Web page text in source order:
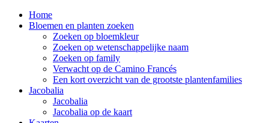
Home
Bloemen en planten zoeken
Zoeken op bloemkleur
Zoeken op wetenschappelijke naam
Zoeken op family
Verwacht op de Camino Francés
Een kort overzicht van de grootste plantenfamilies
Jacobalia
Jacobalia
Jacobalia op de kaart